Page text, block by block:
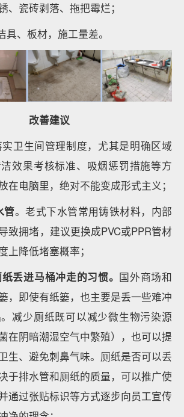
、瓷砖剥落、拖把霉烂；
、板材，施工量差。
改善建议
实卫生间管理制度，尤其是明确区域
效果考核标准、吸烟惩罚措施等方
在电脑里，绝对不能变成形式主义；
管。老式下水管常用铸铁材料，内部
致拥堵，建议更换成PVC或PPR管材
上降低堵塞概率；
纸丢进马桶冲走的习惯。 国外商场和
，即使有纸篓，也主要是丢一些难冲
减少厕纸既可以减少微生物污染源
在阴暗潮湿空气中繁殖），也可以提
生、避免刺鼻气味。厕纸是否可以丢
于排水管和厕纸的质量，可以推广使
通过张贴标识等方式逐步向员工宣传